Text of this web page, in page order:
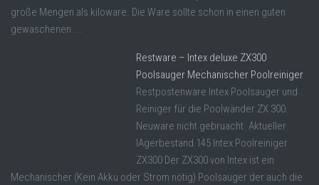
große Mengen als kiloware. Die Ware sollte schon in einen guten
gewaschenen ...
Restware – Intex deluxe ZX300
Poolsauger Mechanischer Poolreiniger
Restpostenware Intex Poolsauger und
Reiniger für die Poolwänder ZX 300.
Neuware nicht gebruacht. Aktueller
lAgerbestand 145 Intex Poolreiniger
ZX300 Der ZX300 von Intex ist ein
Mechanischer (Kein Akku oder Strom nötig) Poolsauger der auch die